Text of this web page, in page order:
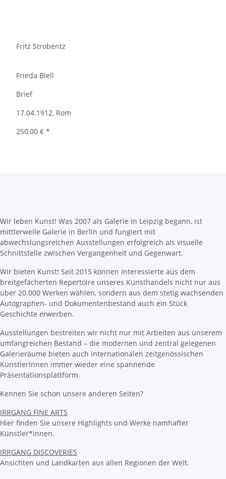
Fritz Strobentz
Frieda Blell
Brief
17.04.1912, Rom
250,00 € *
Wir leben Kunst! Was 2007 als Galerie in Leipzig begann, ist
mittlerweile Galerie in Berlin und fungiert mit
abwechslungsreichen Ausstellungen erfolgreich als visuelle
Schnittstelle zwischen Vergangenheit und Gegenwart.
Wir bieten Kunst! Seit 2015 können Interessierte aus dem
breitgefächerten Repertoire unseres Kunsthandels nicht nur aus
über 20.000 Werken wählen, sondern aus dem stetig wachsenden
Autographen- und Dokumentenbestand auch ein Stück
Geschichte erwerben.
Ausstellungen bestreiten wir nicht nur mit Arbeiten aus unserem
umfangreichen Bestand – die modernen und zentral gelegenen
Galerieräume bieten auch internationalen zeitgenössischen
KünstlerInnen immer wieder eine spannende
Präsentationsplattform.
Kennen Sie schon unsere anderen Seiten?
IRRGANG FINE ARTS
Hier finden Sie unsere Highlights und Werke namhafter
Künstler*innen.
IRRGANG DISCOVERIES
Ansichten und Landkarten aus allen Regionen der Welt.